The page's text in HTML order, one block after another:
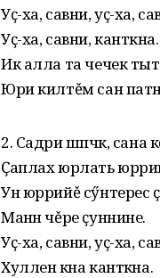
Уҫ-ха, савни, уҫ-ха,
Уҫ-ха, савни, кантӑкна.
Ик алла та чечек
Юри килтěм сан
2. Садри шӑпчӑк, сана
Ҫаплах юрлать
Ун юррийě сӳнтерес
Манӑн чěре ҫуннине.
Уҫ-ха, савни, уҫ-ха,
Хуллен кӑна кантӑкна.